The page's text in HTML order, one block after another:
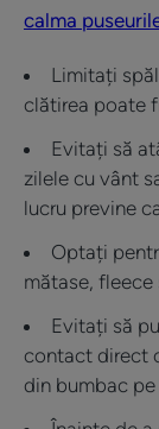
calma
Limitați
clătirea poate
Evitați să
zilele cu vânt
lucru previne
Optați
mătase,
Evitați să
contact direct
din bumbac